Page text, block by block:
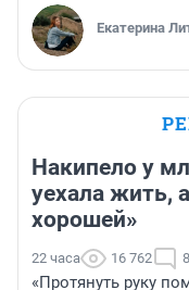
Екатерина
Накипело у
уехала жить,
хорошей»
22 часа 16 762 8
«Протянуть руку